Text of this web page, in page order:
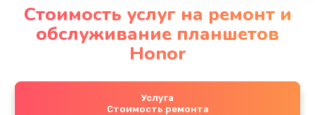
Стоимость услуг на ремонт и
обслуживание планшетов
Honor
Услуга
Стоимость ремонта